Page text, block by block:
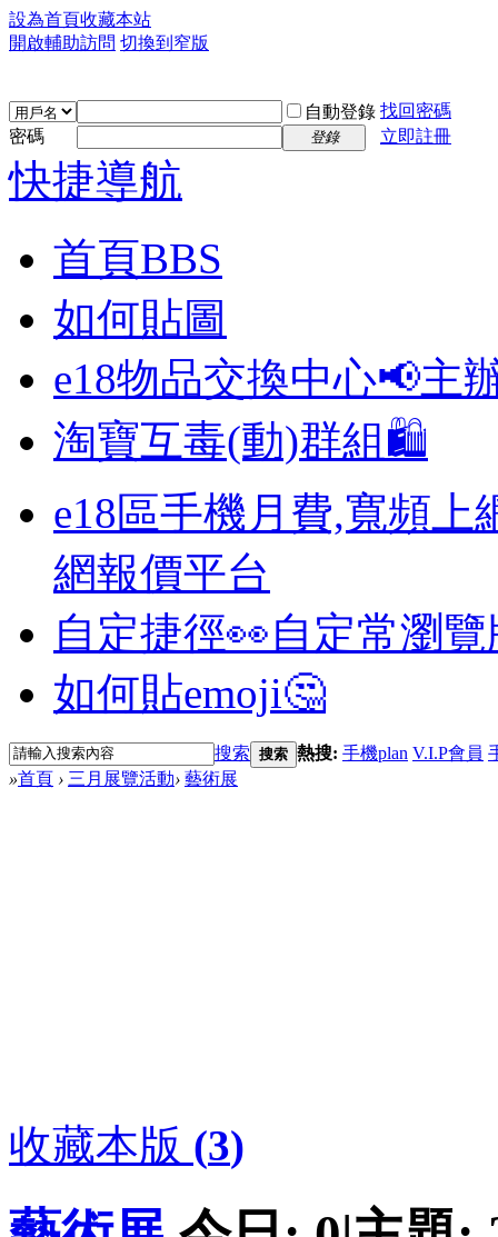
設為首頁收藏本站
開啟輔助訪問 切換到窄版
自動登錄 找回密碼
密碼
登錄 立即註冊
快捷導航
首頁BBS
如何貼圖
e18物品交換中心📢主
淘寶互毒(動)群組🛍️
e18區手機月費,寬頻上
網報價平台
自定捷徑👀自定常瀏
如何貼emoji🤔
搜索 搜索 熱搜: 手機plan V.I.P會員
»首頁 › 三月展覽活動› 藝術展
收藏本版 (3)